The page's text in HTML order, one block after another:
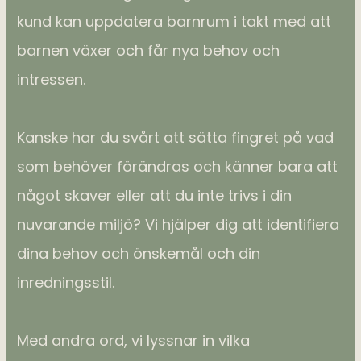
kund kan uppdatera barnrum i takt med att
barnen växer och får nya behov och
intressen.
Kanske har du svårt att sätta fingret på vad
som behöver förändras och känner bara att
något skaver eller att du inte trivs i din
nuvarande miljö? Vi hjälper dig att identifiera
dina behov och önskemål och din
inredningsstil.
Med andra ord, vi lyssnar in vilka